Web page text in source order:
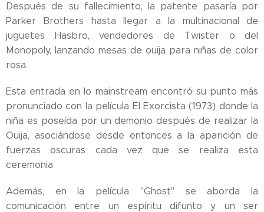
Después de su fallecimiento, la patente pasaría por
Parker Brothers hasta llegar a la multinacional de
juguetes Hasbro, vendedores de Twister o del
Monopoly, lanzando mesas de ouija para niñas de color
rosa.
Esta entrada en lo mainstream encontró su punto más
pronunciado con la película El Exorcista (1973) donde la
niña es poseída por un demonio después de realizar la
Ouija, asociándose desde entonces a la aparición de
fuerzas oscuras cada vez que se realiza esta
ceremonia
Además, en la película "Ghost" se aborda la
comunicación entre un espíritu difunto y un ser